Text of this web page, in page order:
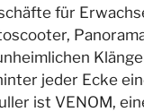
für
jeder Ecke
ist VENOM,